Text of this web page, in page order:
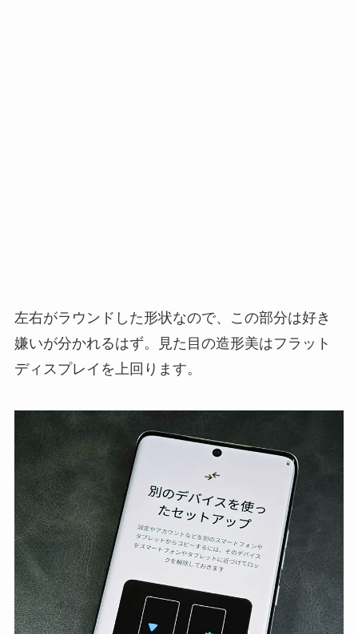
左右がラウンドした形状なので、この部分は好き
嫌いが分かれるはず。見た目の造形美はフラット
ディスプレイを上回ります。